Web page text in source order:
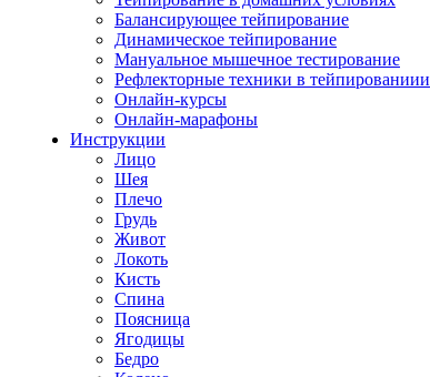
Балансирующее тейпирование
Динамическое тейпирование
Мануальное мышечное тестирование
Рефлекторные техники в тейпированиии
Онлайн-курсы
Онлайн-марафоны
Инструкции
Лицо
Шея
Плечо
Грудь
Живот
Локоть
Кисть
Спина
Поясница
Ягодицы
Бедро